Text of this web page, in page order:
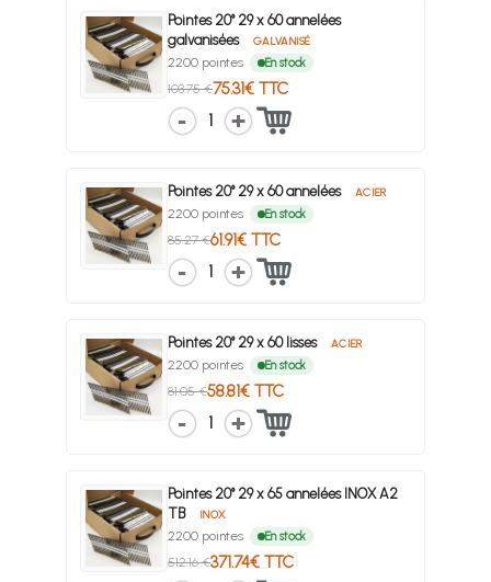
Pointes 20° 29 x 60 annelées
galvanisées
GALVANISÉ
2200 pointes En stock
103.75 €75.31€ TTC
1
Pointes 20° 29 x 60 annelées ACIER
2200 pointes En stock
85.27 €61.91€ TTC
1
Pointes 20° 29 x 60 lisses ACIER
2200 pointes En stock
81.05 €58.81€ TTC
1
Pointes 20° 29 x 65 annelées INOX A2
TB
INOX
2200 pointes En stock
512.16 €371.74€ TTC